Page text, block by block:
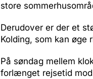
store
Derudover er der et
Kolding, som kan
På søndag mellem
forlænget rejsetid